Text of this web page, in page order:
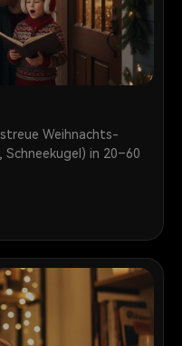
Weihnachts-
Schneekugel) in 20–60